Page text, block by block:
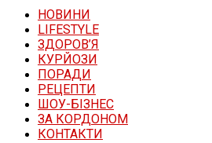
НОВИНИ
LIFESTYLE
ЗДОРОВ’Я
КУРЙОЗИ
ПОРАДИ
РЕЦЕПТИ
ШОУ-БІЗНЕС
ЗА КОРДОНОМ
КОНТАКТИ